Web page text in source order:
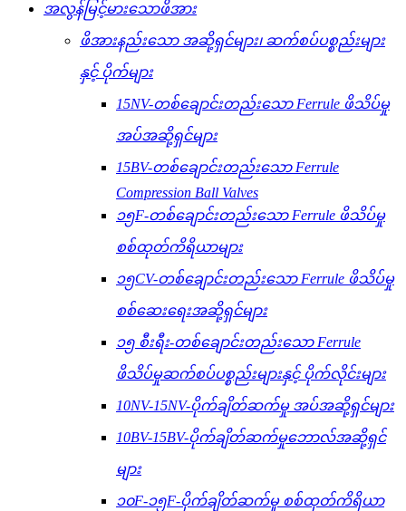
အလွန်မြင့်မားသောဖိအား
ဖိအားနည်းသော အဆို့ရှင်များ၊ ဆက်စပ်ပစ္စည်းများ
နှင့် ပိုက်များ
15NV-တစ်ချောင်းတည်းသော Ferrule ဖိသိပ်မှု
အပ်အဆို့ရှင်များ
15BV-တစ်ချောင်းတည်းသော Ferrule
Compression Ball Valves
၁၅F-တစ်ချောင်းတည်းသော Ferrule ဖိသိပ်မှု
စစ်ထုတ်ကိရိယာများ
၁၅CV-တစ်ချောင်းတည်းသော Ferrule ဖိသိပ်မှု
စစ်ဆေးရေးအဆို့ရှင်များ
၁၅ စီးရီး-တစ်ချောင်းတည်းသော Ferrule
ဖိသိပ်မှုဆက်စပ်ပစ္စည်းများနှင့် ပိုက်လိုင်းများ
10NV-15NV-ပိုက်ချိတ်ဆက်မှု အပ်အဆို့ရှင်များ
10BV-15BV-ပိုက်ချိတ်ဆက်မှုဘောလ်အဆို့ရှင်
များ
၁၀F-၁၅F-ပိုက်ချိတ်ဆက်မှု စစ်ထုတ်ကိရိယာ